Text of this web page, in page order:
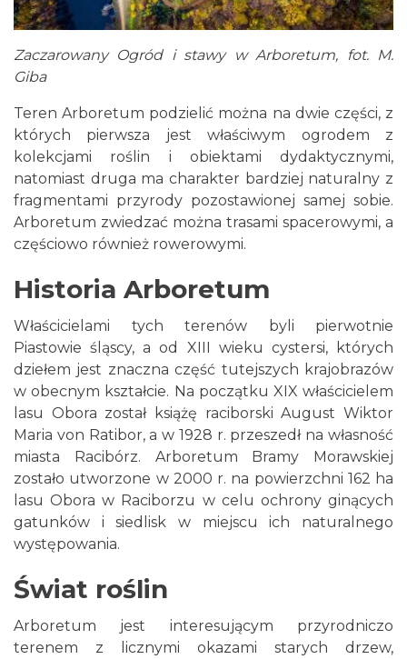
Zaczarowany Ogród i stawy w Arboretum, fot. M.
Giba
Teren Arboretum podzielić można na dwie części, z
których pierwsza jest właściwym ogrodem z
kolekcjami roślin i obiektami dydaktycznymi,
natomiast druga ma charakter bardziej naturalny z
fragmentami przyrody pozostawionej samej sobie.
Arboretum zwiedzać można trasami spacerowymi, a
częściowo również rowerowymi.
Historia Arboretum
Właścicielami tych terenów byli pierwotnie
Piastowie śląscy, a od XIII wieku cystersi, których
dziełem jest znaczna część tutejszych krajobrazów
w obecnym kształcie. Na początku XIX właścicielem
lasu Obora został książę raciborski August Wiktor
Maria von Ratibor, a w 1928 r. przeszedł na własność
miasta Racibórz. Arboretum Bramy Morawskiej
zostało utworzone w 2000 r. na powierzchni 162 ha
lasu Obora w Raciborzu w celu ochrony ginących
gatunków i siedlisk w miejscu ich naturalnego
występowania.
Świat roślin
Arboretum jest interesującym przyrodniczo
terenem z licznymi okazami starych drzew,